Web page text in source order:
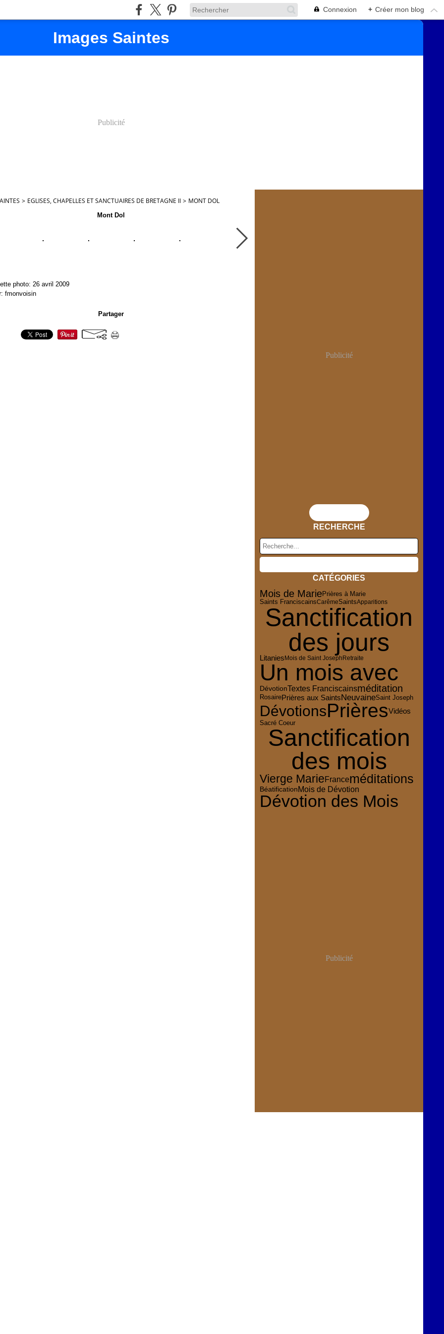
Connexion + Créer mon blog
Images Saintes
Publicité
> EGLISES, CHAPELLES ET SANCTUAIRES DE BRETAGNE II > MONT DOL
Mont Dol
photo: 26 avril 2009
fmonvoisin
Partager
Publicité
RECHERCHE
CATÉGORIES
Mois de MariePrières à Marie
Saints FranciscainsCarêmeSaintsApparitions
Sanctification
des jours
Litanies Mois de Saint Joseph Retraite
Un mois avec
DévotionTextes Franciscainsméditation
RosairePrières aux SaintsNeuvaineSaint Joseph
DévotionsPrièresVidéos
Sacré Coeur
Sanctification
des mois
Vierge MarieFranceméditations
BéatificationMois de Dévotion
Dévotion des Mois
Publicité